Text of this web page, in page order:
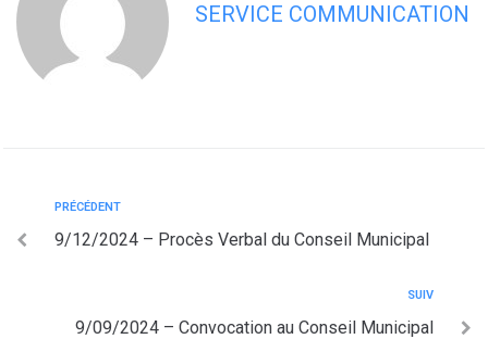
SERVICE COMMUNICATION
PRÉCÉDENT
9/12/2024 – Procès Verbal du Conseil Municipal
SUIV
9/09/2024 – Convocation au Conseil Municipal